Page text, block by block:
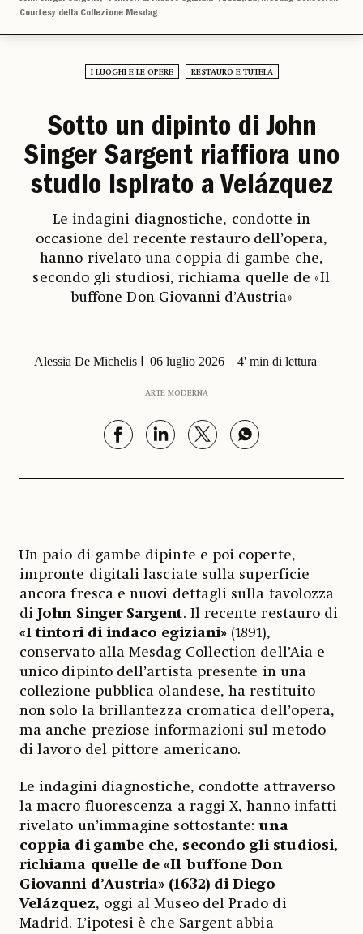
Courtesy della Collezione Mesdag
I LUOGHI E LE OPERE RESTAURO E TUTELA
Sotto un dipinto di John
Singer Sargent riaffiora uno
studio ispirato a Velázquez
Le indagini diagnostiche, condotte in
occasione del recente restauro dell’opera,
hanno rivelato una coppia di gambe che,
secondo gli studiosi, richiama quelle de «Il
buffone Don Giovanni d’Austria»
Alessia De Michelis 06 luglio 2026 4' min di lettura
ARTE MODERNA
Un paio di gambe dipinte e poi coperte,
impronte digitali lasciate sulla superficie
ancora fresca e nuovi dettagli sulla tavolozza
di
John Singer Sargent. Il recente restauro di
«I tintori di indaco egiziani» (1891),
conservato alla Mesdag Collection dell’Aia e
unico dipinto dell’artista presente in una
collezione pubblica olandese, ha restituito
non solo la brillantezza cromatica dell’opera,
ma anche preziose informazioni sul metodo
di lavoro del pittore americano.
Le indagini diagnostiche, condotte attraverso
la macro fluorescenza a raggi X, hanno infatti
rivelato un’immagine sottostante:una
coppia di gambe che, secondo gli studiosi,
richiama quelle de «Il buffone Don
Giovanni d’Austria» (1632) di Diego
Velázquez, oggi al Museo del Prado di
Madrid. L’ipotesi è che Sargent abbia